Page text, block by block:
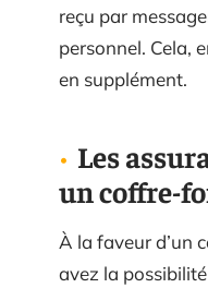
reçu par
personnel. Cela,
en supplément.
Les
un coffre-
À la faveur d’un
avez la